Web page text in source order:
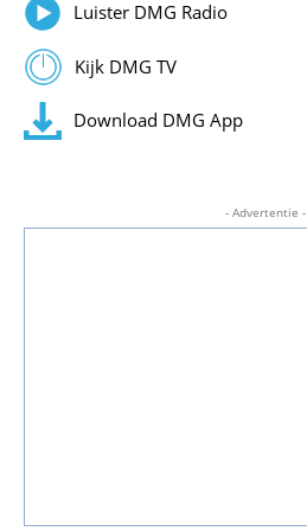
Luister DMG Radio
Kijk DMG TV
Download DMG App
- Advertentie -